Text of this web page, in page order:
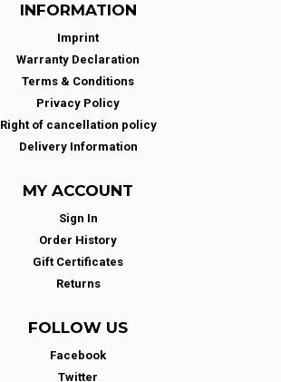
INFORMATION
Imprint
Warranty Declaration
Terms & Conditions
Privacy Policy
Right of cancellation policy
Delivery Information
MY ACCOUNT
Sign In
Order History
Gift Certificates
Returns
FOLLOW US
Facebook
Twitter